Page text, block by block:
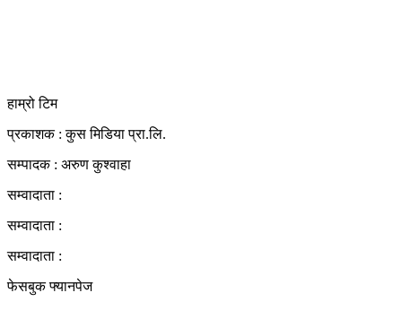
हाम्रो टिम
प्रकाशक : कुस मिडिया प्रा‍.लि.
सम्पादक : अरुण कुश्वाहा
सम्वादाता :
सम्वादाता :
सम्वादाता :
फेसबुक फ्यानपेज